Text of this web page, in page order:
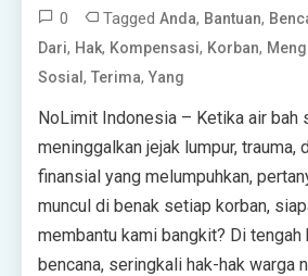
0 TaggedAnda, Bantuan,
Dari, Hak, Kompensasi, Korban,
Sosial,Terima,Yang
NoLimit Indonesia – Ketika air bah
meninggalkan jejak lumpur, trauma,
finansial yang melumpuhkan,
muncul di benak setiap korban,
membantu kami bangkit? Di tengah
bencana, seringkali hak-hak warga